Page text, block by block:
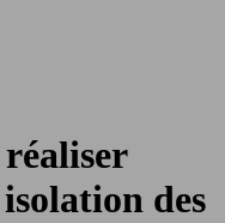
réaliser
des